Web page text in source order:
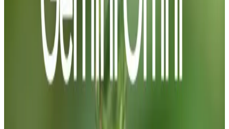
skript): from google.genai import
Client client =
Client(api_key="YOUR_API_KEY")
client.models.generate_content(
model="gemini-1.5-flash",
contents="Skriv en kort